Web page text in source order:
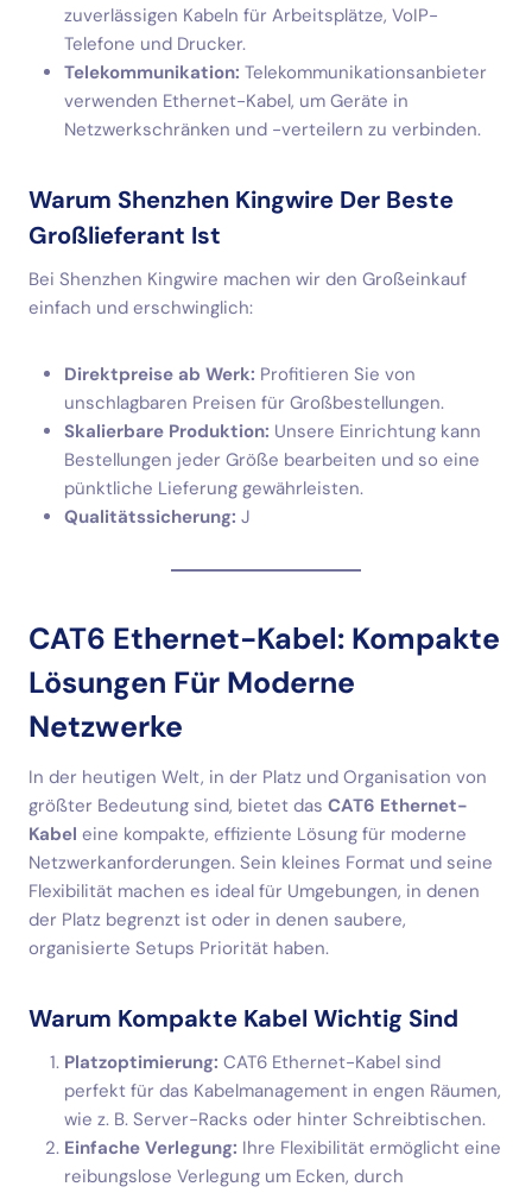
zuverlässigen Kabeln für Arbeitsplätze, VoIP-
Telefone und Drucker.
Telekommunikation: Telekommunikationsanbieter
verwenden Ethernet-Kabel, um Geräte in
Netzwerkschränken und -verteilern zu verbinden.
Warum Shenzhen Kingwire Der Beste
Großlieferant Ist
Bei Shenzhen Kingwire machen wir den Großeinkauf
einfach und erschwinglich:
Direktpreise ab Werk: Profitieren Sie von
unschlagbaren Preisen für Großbestellungen.
Skalierbare Produktion: Unsere Einrichtung kann
Bestellungen jeder Größe bearbeiten und so eine
pünktliche Lieferung gewährleisten.
Qualitätssicherung: J
CAT6 Ethernet-Kabel: Kompakte
Lösungen Für Moderne
Netzwerke
In der heutigen Welt, in der Platz und Organisation von
größter Bedeutung sind, bietet das CAT6 Ethernet-
Kabel eine kompakte, effiziente Lösung für moderne
Netzwerkanforderungen. Sein kleines Format und seine
Flexibilität machen es ideal für Umgebungen, in denen
der Platz begrenzt ist oder in denen saubere,
organisierte Setups Priorität haben.
Warum Kompakte Kabel Wichtig Sind
Platzoptimierung: CAT6 Ethernet-Kabel sind
perfekt für das Kabelmanagement in engen Räumen,
wie z. B. Server-Racks oder hinter Schreibtischen.
Einfache Verlegung: Ihre Flexibilität ermöglicht eine
reibungslose Verlegung um Ecken, durch